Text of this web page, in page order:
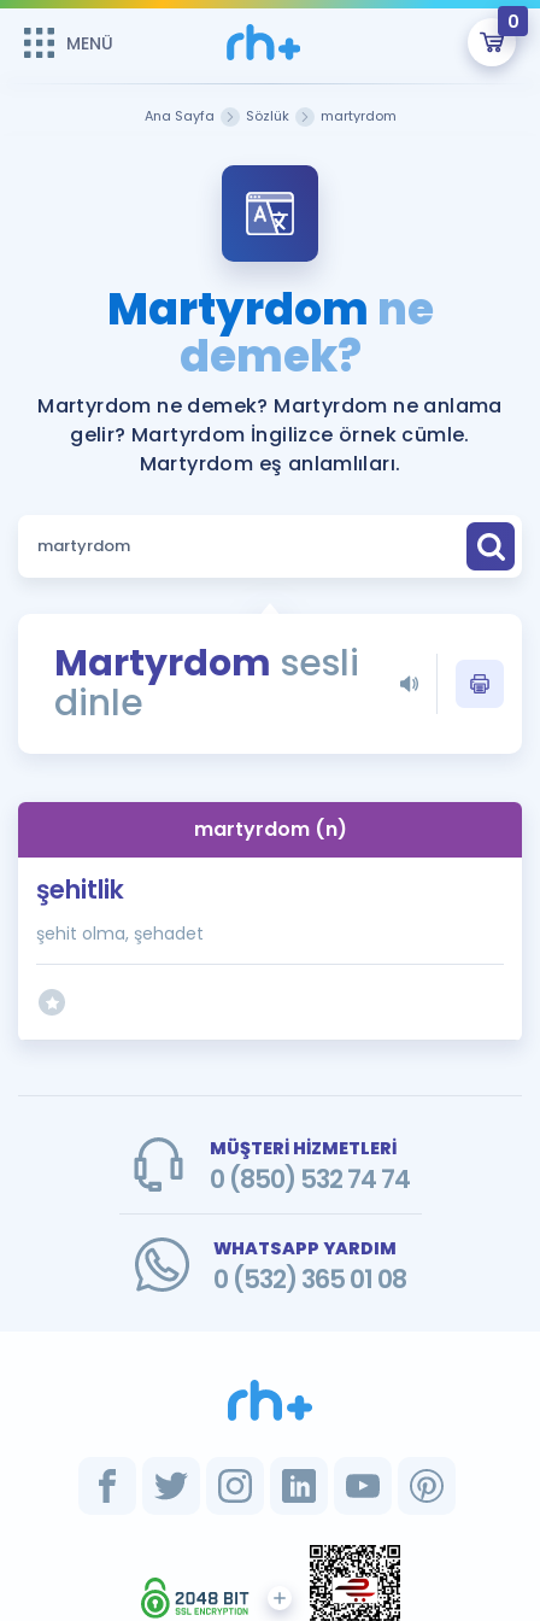
MENÜ
0
Şifremi Hatırlamıyorum
Sepetin Şu An Boş.
Remzi Hoca ile seni sınava hazırlayacak onlarca eğitim seni
bekliyor!
MENÜ
Katılımcı Görüşleri
Faydalı Araçlar
Ücretsiz Kaynaklar
Puan Hesaplama
ÖSYM Sınav Takvimi
Kampanyalar
İngilizce Gramer
İngilizce Gramer
Ana Sayfa Sözlük martyrdom
Martyrdom ne
demek?
Martyrdom ne demek? Martyrdom ne anlama
gelir? Martyrdom İngilizce örnek cümle.
Martyrdom eş anlamlıları.
Martyrdom sesli
dinle
martyrdom (n)
şehitlik
şehit olma, şehadet
MÜŞTERİ HİZMETLERİ
0 (850) 532 74 74
WHATSAPP YARDIM
0 (532) 365 01 08